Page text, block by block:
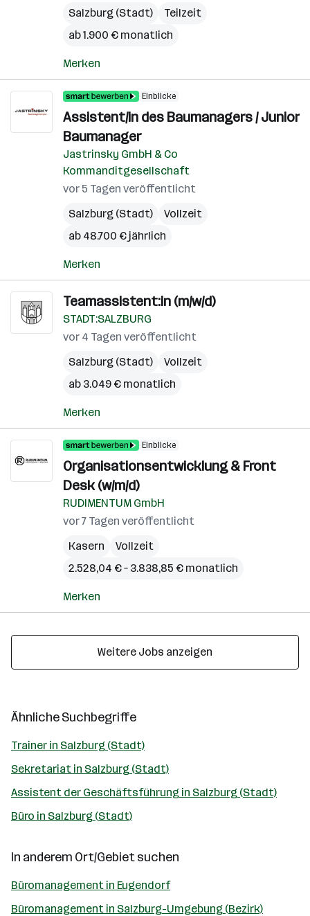
Salzburg (Stadt)
Teilzeit
ab 1.900 € monatlich
Merken
Einblicke
Assistent/in des Baumanagers / Junior
Baumanager
Jastrinsky GmbH & Co
Kommanditgesellschaft
vor 5 Tagen veröffentlicht
Salzburg (Stadt)
Vollzeit
ab 48.700 € jährlich
Merken
Teamassistent:in (m/w/d)
STADT:SALZBURG
vor 4 Tagen veröffentlicht
Salzburg (Stadt)
Vollzeit
ab 3.049 € monatlich
Merken
Einblicke
Organisationsentwicklung & Front
Desk (w/m/d)
RUDIMENTUM GmbH
vor 7 Tagen veröffentlicht
Kasern
Vollzeit
2.528,04 € – 3.838,85 € monatlich
Merken
Weitere Jobs anzeigen
Ähnliche Suchbegriffe
Trainer in Salzburg (Stadt)
Sekretariat in Salzburg (Stadt)
Assistent der Geschäftsführung in Salzburg (Stadt)
Büro in Salzburg (Stadt)
In anderem Ort/Gebiet suchen
Büromanagement in Eugendorf
Büromanagement in Salzburg-Umgebung (Bezirk)